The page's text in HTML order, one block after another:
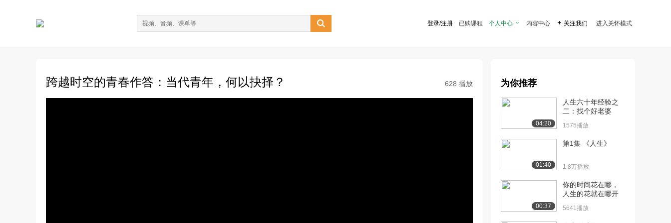
 登录/注册 已购课程 个人中心  内容中心  关注我们 进入关怀模式
跨越时空的青春作答：当代青年，何以抉择？ 628 播放 为你推荐
04:20
人生六十年经验之
二：找个好老婆
1575播放
01:40
第1集 《人生》
1.8万播放
00:37
你的时间花在哪，
人生的花就在哪开
5641播放